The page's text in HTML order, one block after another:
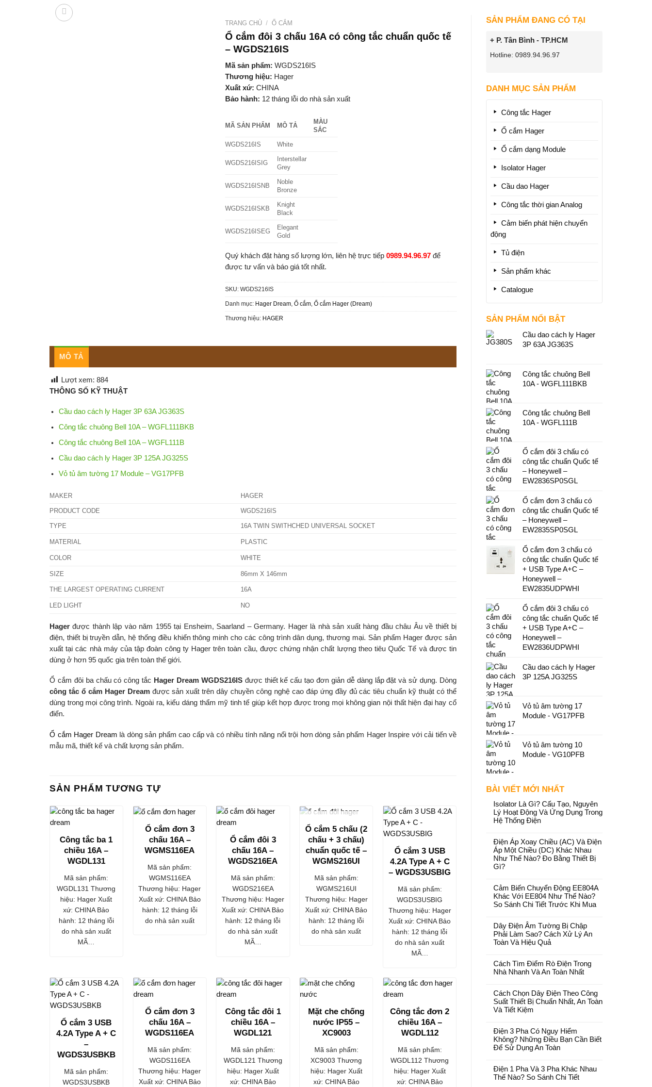
SẢN PHẨM ĐANG CÓ TẠI
+ P. Tân Bình - TP.HCM
Hotline: 0989.94.96.97
DANH MỤC SẢN PHẨM
Công tắc Hager
Ổ cắm Hager
Ổ cắm dạng Module
Isolator Hager
Cầu dao Hager
Công tắc thời gian Analog
Cảm biến phát hiện chuyển
động
Tủ điện
Sản phẩm khác
Catalogue
SẢN PHẨM NỔI BẬT
Cầu dao cách ly Hager
3P 63A JG363S
Công tắc chuông Bell
10A - WGFL111BKB
Công tắc chuông Bell
10A - WGFL111B
Ổ cắm đôi 3 chấu có
công tắc chuẩn Quốc tế
– Honeywell –
EW2836SP0SGL
Ổ cắm đơn 3 chấu có
công tắc chuẩn Quốc tế
– Honeywell –
EW2835SP0SGL
Ổ cắm đơn 3 chấu có
công tắc chuẩn Quốc tế
+ USB Type A+C –
Honeywell –
EW2835UDPWHI
Ổ cắm đôi 3 chấu có
công tắc chuẩn Quốc tế
+ USB Type A+C –
Honeywell –
EW2836UDPWHI
Cầu dao cách ly Hager
3P 125A JG325S
Vỏ tủ âm tường 17
Module - VG17PFB
Vỏ tủ âm tường 10
Module - VG10PFB
BÀI VIẾT MỚI NHẤT
Isolator Là Gì? Cấu Tạo, Nguyên
Lý Hoạt Động Và Ứng Dụng Trong
Hệ Thống Điện
Điện Áp Xoay Chiều (AC) Và Điện
Áp Một Chiều (DC) Khác Nhau
Như Thế Nào? Đo Bằng Thiết Bị
Gì?
Cảm Biến Chuyển Động EE804A
Khác Với EE804 Như Thế Nào?
So Sánh Chi Tiết Trước Khi Mua
Dây Điện Âm Tường Bị Chập
Phải Làm Sao? Cách Xử Lý An
Toàn Và Hiệu Quả
Cách Tìm Điểm Rò Điện Trong
Nhà Nhanh Và An Toàn Nhất
Cách Chọn Dây Điện Theo Công
Suất Thiết Bị Chuẩn Nhất, An Toàn
Và Tiết Kiệm
Điện 3 Pha Có Nguy Hiểm
Không? Những Điều Bạn Cần Biết
Để Sử Dụng An Toàn
Điện 1 Pha Và 3 Pha Khác Nhau
Thế Nào? So Sánh Chi Tiết
TRANG CHỦ / Ổ CẮM
Ổ cắm đôi 3 chấu 16A có công tắc chuẩn quốc tế
– WGDS216IS
Mã sản phẩm: WGDS216IS
Thương hiệu: Hager
Xuất xứ: CHINA
Bảo hành: 12 tháng lỗi do nhà sản xuất
MÃ SẢN PHẨM MÔ TẢ
MÀU
SẮC
WGDS216IS
White
WGDS216ISIG
Interstellar
Grey
WGDS216ISNB
Noble
Bronze
WGDS216ISKB
Knight
Black
WGDS216ISEG
Elegant
Gold
Quý khách đặt hàng số lượng lớn, liên hệ trực tiếp0989.94.96.97 để
được tư vấn và báo giá tốt nhất.
SKU:WGDS216IS
Danh mục: Hager Dream,Ổ cắm,Ổ cắm Hager (Dream)
Thương hiệu: HAGER
MÔ TẢ
Lượt xem: 884
THÔNG SỐ KỸ THUẬT
Cầu dao cách ly Hager 3P 63A JG363S
Công tắc chuông Bell 10A – WGFL111BKB
Công tắc chuông Bell 10A – WGFL111B
Cầu dao cách ly Hager 3P 125A JG325S
Vỏ tủ âm tường 17 Module – VG17PFB
MAKER HAGER
PRODUCT CODE WGDS216IS
TYPE 16A TWIN SWITHCHED UNIVERSAL SOCKET
MATERIAL PLASTIC
COLOR WHITE
SIZE 86mm X 146mm
THE LARGEST OPERATING CURRENT 16A
LED LIGHT NO
Hager được thành lập vào năm 1955 tại Ensheim, Saarland – Germany. Hager là nhà sản xuất hàng đầu châu Âu về thiết bị
điện, thiết bị truyền dẫn, hệ thống điều khiển thông minh cho các công trình dân dụng, thương mại. Sản phẩm Hager được sản
xuất tại các nhà máy của tập đoàn công ty Hager trên toàn cầu, được chứng nhận chất lượng theo tiêu Quốc Tế và được tin
dùng ở hơn 95 quốc gia trên toàn thế giới.
Ổ cắm đôi ba chấu có công tắc Hager Dream WGDS216ISđược thiết kế cấu tạo đơn giản dễ dàng lắp đặt và sử dụng. Dòng
công tắc ổ cắm Hager Dreamđược sản xuất trên dây chuyền công nghệ cao đáp ứng đầy đủ các tiêu chuẩn kỹ thuật có thể
dùng trong mọi công trình. Ngoài ra, kiểu dáng thẩm mỹ tinh tế giúp kết hợp được trong mọi không gian nội thất hiện đại hay cổ
điển.
Ổ cắm Hager Dream là dòng sản phẩm cao cấp và có nhiều tính năng nổi trội hơn dòng sản phẩm Hager Inspire với cải tiến về
mẫu mã, thiết kế và chất lượng sản phẩm.
SẢN PHẨM TƯƠNG TỰ
Công tắc ba 1
chiều 16A –
WGDL131
Mã sản phẩm:
WGDL131 Thương
hiệu: Hager Xuất
xứ: CHINA Bảo
hành: 12 tháng lỗi
do nhà sản xuất
MÃ…
Ổ cắm đơn 3
chấu 16A –
WGMS116EA
Mã sản phẩm:
WGMS116EA
Thương hiệu: Hager
Xuất xứ: CHINA Bảo
hành: 12 tháng lỗi
do nhà sản xuất
Ổ cắm đôi 3
chấu 16A –
WGDS216EA
Mã sản phẩm:
WGDS216EA
Thương hiệu: Hager
Xuất xứ: CHINA Bảo
hành: 12 tháng lỗi
do nhà sản xuất
MÃ…
HẾT HÀNG
Ổ cắm 5 chấu (2
chấu + 3 chấu)
chuẩn quốc tế –
WGMS216UI
Mã sản phẩm:
WGMS216UI
Thương hiệu: Hager
Xuất xứ: CHINA Bảo
hành: 12 tháng lỗi
do nhà sản xuất
Ổ cắm 3 USB
4.2A Type A + C
– WGDS3USBIG
Mã sản phẩm:
WGDS3USBIG
Thương hiệu: Hager
Xuất xứ: CHINA Bảo
hành: 12 tháng lỗi
do nhà sản xuất
MÃ…
Ổ cắm 3 USB
4.2A Type A + C
–
WGDS3USBKB
Mã sản phẩm:
WGDS3USBKB
Ổ cắm đơn 3
chấu 16A –
WGDS116EA
Mã sản phẩm:
WGDS116EA
Thương hiệu: Hager
Xuất xứ: CHINA Bảo
Công tắc đôi 1
chiều 16A –
WGDL121
Mã sản phẩm:
WGDL121 Thương
hiệu: Hager Xuất
xứ: CHINA Bảo
Mặt che chống
nước IP55 –
XC9003
Mã sản phẩm:
XC9003 Thương
hiệu: Hager Xuất
xứ: CHINA Bảo
Công tắc đơn 2
chiều 16A –
WGDL112
Mã sản phẩm:
WGDL112 Thương
hiệu: Hager Xuất
xứ: CHINA Bảo